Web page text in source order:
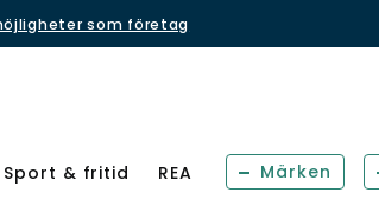
som företag
Sport & fritid REA Märken